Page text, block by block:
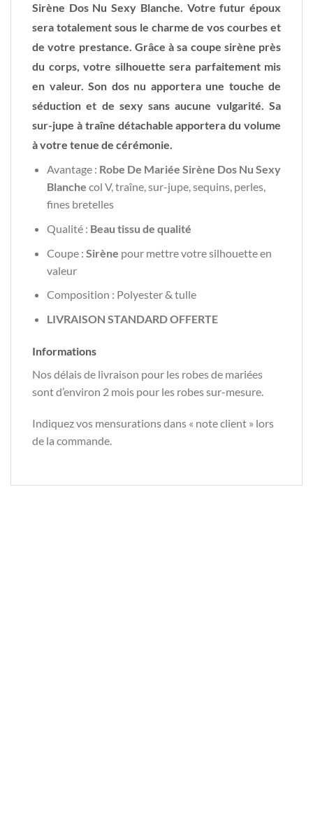
Sirène Dos Nu Sexy Blanche. Votre futur époux
sera totalement sous le charme de vos courbes et
de votre prestance. Grâce à sa coupe sirène près
du corps, votre silhouette sera parfaitement mis
en valeur. Son dos nu apportera une touche de
séduction et de sexy sans aucune vulgarité. Sa
sur-jupe à traîne détachable apportera du volume
à votre tenue de cérémonie.
Avantage : Robe De Mariée Sirène Dos Nu Sexy
Blanche col V, traîne, sur-jupe, sequins, perles,
fines bretelles
Qualité : Beau tissu de qualité
Coupe : Sirène pour mettre votre silhouette en
valeur
Composition : Polyester & tulle
LIVRAISON STANDARD OFFERTE
Informations
Nos délais de livraison pour les robes de mariées
sont d’environ 2 mois pour les robes sur-mesure.
Indiquez vos mensurations dans « note client » lors
de la commande.